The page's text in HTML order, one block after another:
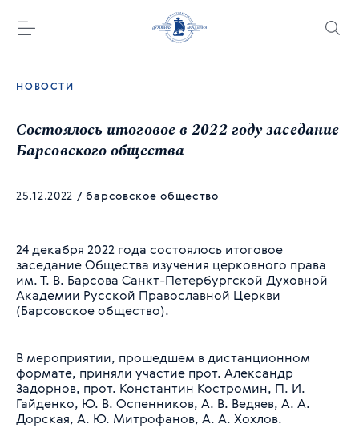
НОВОСТИ
Состоялось итоговое в 2022 году заседание
Барсовского общества
25.12.2022 / барсовское общество
24 декабря 2022 года состоялось итоговое
заседание Общества изучения церковного права
им. Т. В. Барсова Санкт-Петербургской Духовной
Академии Русской Православной Церкви
(Барсовское общество).
В мероприятии, прошедшем в дистанционном
формате, приняли участие прот. Александр
Задорнов, прот. Константин Костромин, П. И.
Гайденко, Ю. В. Оспенников, А. В. Ведяев, А. А.
Дорская, А. Ю. Митрофанов, А. А. Хохлов.